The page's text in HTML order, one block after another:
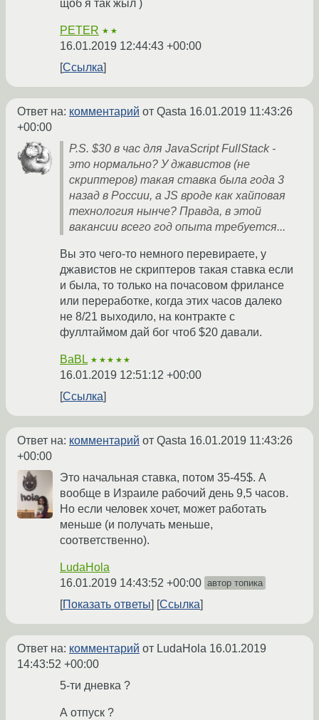
щоб я так жыл )
PETER ★★
16.01.2019 12:44:43 +00:00
Ссылка
Ответ на: комментарий от Qasta 16.01.2019 11:43:26
+00:00
P.S. $30 в час для JavaScript FullStack -
это нормально? У джавистов (не
скриптеров) такая ставка была года 3
назад в России, а JS вроде как хайповая
технология нынче? Правда, в этой
вакансии всего год опыта требуется...
Вы это чего-то немного перевираете, у
джавистов не скриптеров такая ставка если
и была, то только на почасовом фрилансе
или переработке, когда этих часов далеко
не 8/21 выходило, на контракте с
фуллтаймом дай бог чтоб $20 давали.
BaBL ★★★★★
16.01.2019 12:51:12 +00:00
Ссылка
Ответ на: комментарий от Qasta 16.01.2019 11:43:26
+00:00
Это начальная ставка, потом 35-45$. А
вообще в Израиле рабочий день 9,5 часов.
Но если человек хочет, может работать
меньше (и получать меньше,
соответственно).
LudaHola
16.01.2019 14:43:52 +00:00 автор топика
Показать ответы Ссылка
Ответ на: комментарий от LudaHola 16.01.2019
14:43:52 +00:00
5-ти дневка ?
А отпуск ?